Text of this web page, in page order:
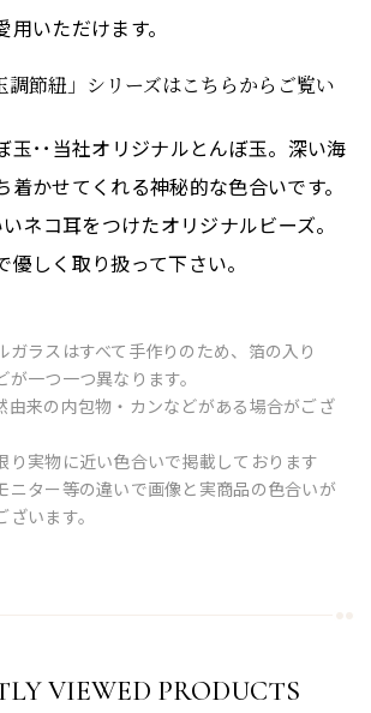
いただけます。
調節紐」シリーズはこちらからご覧い
玉･･当社オリジナルとんぼ玉。深い海
着かせてくれる神秘的な色合いです。
ネコ耳をつけたオリジナルビーズ。
しく取り扱って下さい。
ガラスはすべて手作りのため、箔の入り
一つ一つ異なります。
由来の内包物・カンなどがある場合がござ
り実物に近い色合いで掲載しております
ニター等の違いで画像と実商品の色合いが
います。
VIEWED PRODUCTS